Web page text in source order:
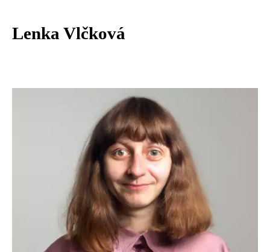
Lenka Vlčková